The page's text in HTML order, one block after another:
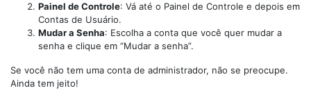
Painel de Controle: Vá até o Painel de Controle e depois em
Contas de Usuário.
Mudar a Senha: Escolha a conta que você quer mudar a
senha e clique em “Mudar a senha”.
Se você não tem uma conta de administrador, não se preocupe.
Ainda tem jeito!